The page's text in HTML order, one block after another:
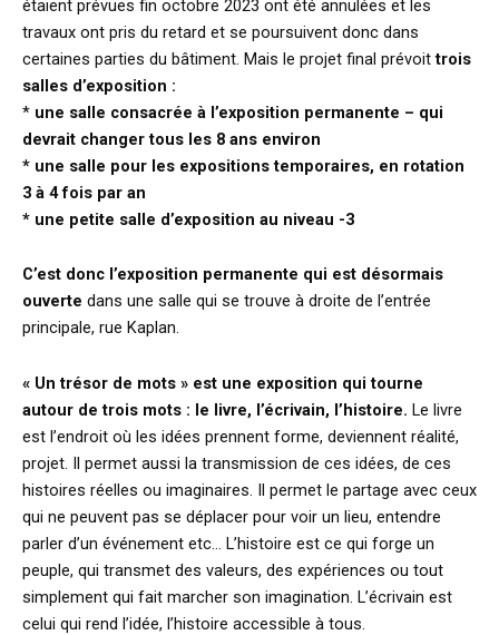
étaient prévues fin octobre 2023 ont été annulées et les
travaux ont pris du retard et se poursuivent donc dans
certaines parties du bâtiment. Mais le projet final prévoittrois
salles d’exposition :
* une salle consacrée à l’exposition permanente – qui
devrait changer tous les 8 ans environ
* une salle pour les expositions temporaires, en rotation
3 à 4 fois par an
* une petite salle d’exposition au niveau -3
C’est donc l’exposition permanente qui est désormais
ouverte dans une salle qui se trouve à droite de l’entrée
principale, rue Kaplan.
« Un trésor de mots » est une exposition qui tourne
autour de trois mots : le livre, l’écrivain, l’histoire. Le livre
est l’endroit où les idées prennent forme, deviennent réalité,
projet. Il permet aussi la transmission de ces idées, de ces
histoires réelles ou imaginaires. Il permet le partage avec ceux
qui ne peuvent pas se déplacer pour voir un lieu, entendre
parler d’un événement etc… L’histoire est ce qui forge un
peuple, qui transmet des valeurs, des expériences ou tout
simplement qui fait marcher son imagination. L’écrivain est
celui qui rend l’idée, l’histoire accessible à tous.